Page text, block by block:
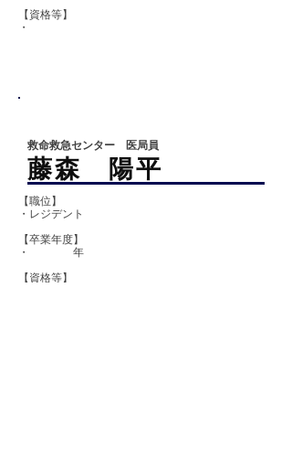
【資格等】
・
救命救急センター 医局員
藤森 陽平
【職位】
・レジデント
【卒業年度】
​​・ 年
【資格等】